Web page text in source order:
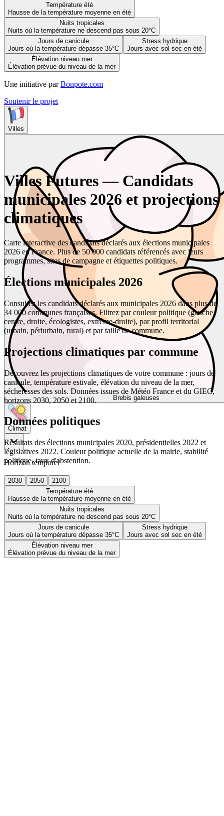
Température été
Hausse de la température moyenne en été
Nuits tropicales
Nuits où la température ne descend pas sous 20°C
Jours de canicule
Jours où la température dépasse 35°C
Stress hydrique
Jours avec sol sec en été
Élévation niveau mer
Élévation prévue du niveau de la mer
Une initiative par Bonpote.com
Soutenir le projet
Villes
Brebis galeuses
Climat
Horizon temporel
2030 2050
2100
Température été
Hausse de la température moyenne en été
Nuits tropicales
Nuits où la température ne descend pas sous 20°C
Jours de canicule
Jours où la température dépasse 35°C
Stress hydrique
Jours avec sol sec en été
Élévation niveau mer
Élévation prévue du niveau de la mer
Villes Futures — Candidats
municipales 2026 et projections
climatiques
Carte interactive des candidats déclarés aux élections municipales
2026 en France. Plus de 50 000 candidats référencés avec leurs
programmes, sites de campagne et étiquettes politiques.
Élections municipales 2026
Consultez les candidats déclarés aux municipales 2026 dans plus de
34 000 communes françaises. Filtrez par couleur politique (gauche,
centre, droite, écologistes, extrême-droite), par profil territorial
(urbain, périurbain, rural) et par taille de commune.
Projections climatiques par commune
Découvrez les projections climatiques de votre commune : jours de
canicule, température estivale, élévation du niveau de la mer,
sécheresses des sols. Données issues de Météo France et du GIEC,
horizons 2030, 2050 et 2100.
Données politiques
Résultats des élections municipales 2020, présidentielles 2022 et
législatives 2022. Couleur politique actuelle de la mairie, stabilité
politique, taux d'abstention.